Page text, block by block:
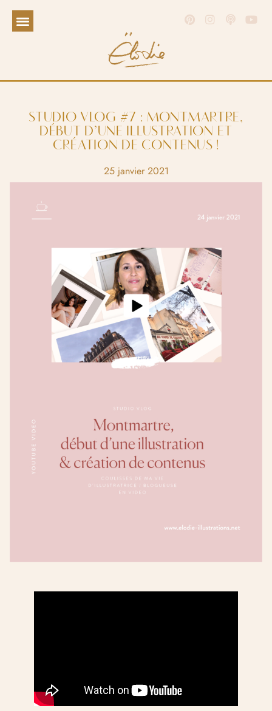
STUDIO VLOG #7 : MONTMARTRE,
DÉBUT D’UNE ILLUSTRATION ET
CRÉATION DE CONTENUS !
25 janvier 2021